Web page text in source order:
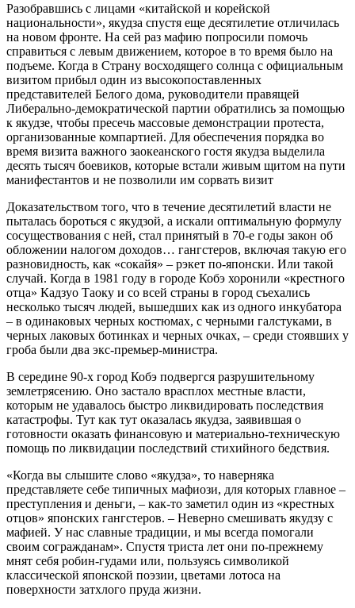
Разобравшись с лицами «китайской и корейской
национальности», якудза спустя еще десятилетие отличилась
на новом фронте. На сей раз мафию попросили помочь
справиться с левым движением, которое в то время было на
подъеме. Когда в Страну восходящего солнца с официальным
визитом прибыл один из высокопоставленных
представителей Белого дома, руководители правящей
Либерально-демократической партии обратились за помощью
к якудзе, чтобы пресечь массовые демонстрации протеста,
организованные компартией. Для обеспечения порядка во
время визита важного заокеанского гостя якудза выделила
десять тысяч боевиков, которые встали живым щитом на пути
манифестантов и не позволили им сорвать визит
Доказательством того, что в течение десятилетий власти не
пыталась бороться с якудзой, а искали оптимальную формулу
сосуществования с ней, стал принятый в 70-е годы закон об
обложении налогом доходов… гангстеров, включая такую его
разновидность, как «сокайя» – рэкет по-японски. Или такой
случай. Когда в 1981 году в городе Кобэ хоронили «крестного
отца» Кадзуо Таоку и со всей страны в город съехались
несколько тысяч людей, вышедших как из одного инкубатора
– в одинаковых черных костюмах, с черными галстуками, в
черных лаковых ботинках и черных очках, – среди стоявших у
гроба были два экс-премьер-министра.
В середине 90-х город Кобэ подвергся разрушительному
землетрясению. Оно застало врасплох местные власти,
которым не удавалось быстро ликвидировать последствия
катастрофы. Тут как тут оказалась якудза, заявившая о
готовности оказать финансовую и материально-техническую
помощь по ликвидации последствий стихийного бедствия.
«Когда вы слышите слово «якудза», то наверняка
представляете себе типичных мафиози, для которых главное –
преступления и деньги, – как-то заметил один из «крестных
отцов» японских гангстеров. – Неверно смешивать якудзу с
мафией. У нас славные традиции, и мы всегда помогали
своим согражданам». Спустя триста лет они по-прежнему
мнят себя робин-гудами или, пользуясь символикой
классической японской поэзии, цветами лотоса на
поверхности затхлого пруда жизни.